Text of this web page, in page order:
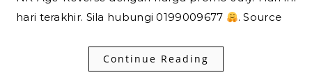
hari terakhir. Sila hubungi 0199009677
. Source
Continue Reading